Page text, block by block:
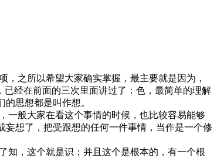
之所以希望大家确实掌握，最主要就是因为，
经在前面的三次里面讲过了：色，最简单的理解
思想都是叫作想。
般大家在看这个事情的时候，也比较容易能够
想了，把受跟想的任何一件事情，当作是一个修
，这个就是识；并且这个是根本的，有一个根